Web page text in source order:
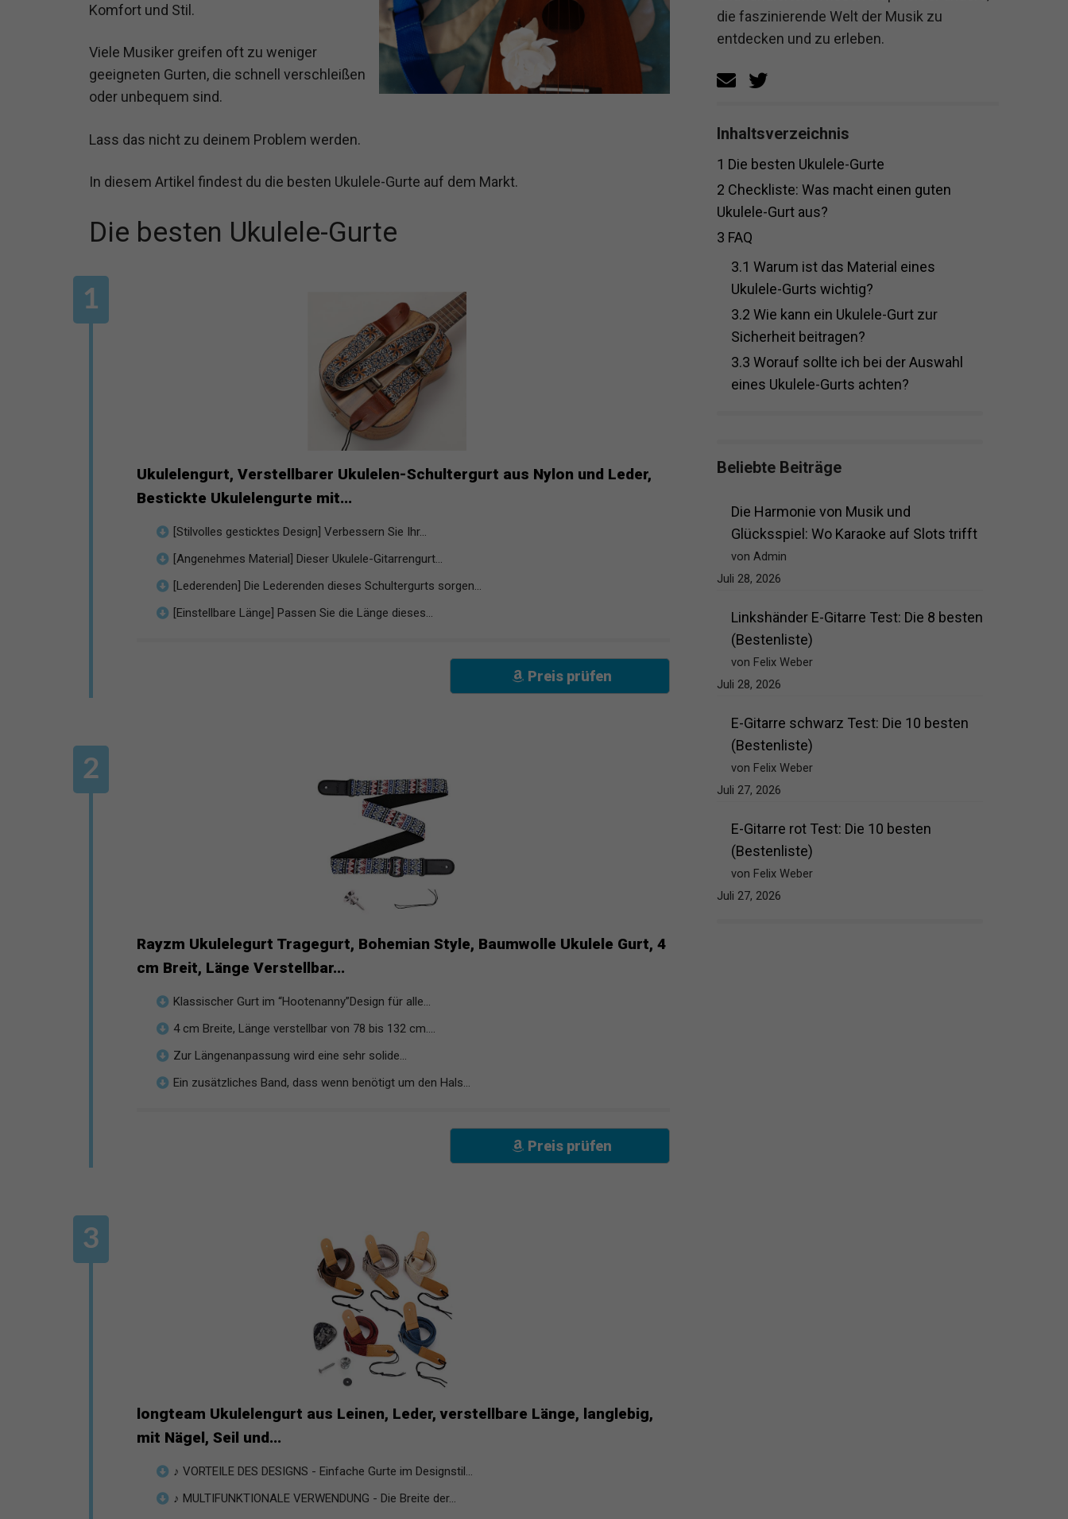
Komfort und Stil.
Viele Musiker greifen oft zu weniger
geeigneten Gurten, die schnell verschleißen
oder unbequem sind.
Lass das nicht zu deinem Problem werden.
In diesem Artikel findest du die besten Ukulele-Gurte auf dem Markt.
Die besten Ukulele-Gurte
Ukulelengurt, Verstellbarer Ukulelen-Schultergurt aus Nylon und Leder,
Bestickte Ukulelengurte mit...
[Stilvolles gesticktes Design] Verbessern Sie Ihr...
[Angenehmes Material] Dieser Ukulele-Gitarrengurt...
[Lederenden] Die Lederenden dieses Schultergurts sorgen...
[Einstellbare Länge] Passen Sie die Länge dieses...
Preis prüfen
Rayzm Ukulelegurt Tragegurt, Bohemian Style, Baumwolle Ukulele Gurt, 4
cm Breit, Länge Verstellbar...
Klassischer Gurt im “Hootenanny”Design für alle...
4 cm Breite, Länge verstellbar von 78 bis 132 cm....
Zur Längenanpassung wird eine sehr solide...
Ein zusätzliches Band, dass wenn benötigt um den Hals...
Preis prüfen
longteam Ukulelengurt aus Leinen, Leder, verstellbare Länge, langlebig,
mit Nägel, Seil und...
♪ VORTEILE DES DESIGNS - Einfache Gurte im Designstil...
♪ MULTIFUNKTIONALE VERWENDUNG - Die Breite der...
die faszinierende Welt der Musik zu
entdecken und zu erleben.
Inhaltsverzeichnis
1 Die besten Ukulele-Gurte
2 Checkliste: Was macht einen guten
Ukulele-Gurt aus?
3 FAQ
3.1 Warum ist das Material eines
Ukulele-Gurts wichtig?
3.2 Wie kann ein Ukulele-Gurt zur
Sicherheit beitragen?
3.3 Worauf sollte ich bei der Auswahl
eines Ukulele-Gurts achten?
Beliebte Beiträge
Die Harmonie von Musik und
Glücksspiel: Wo Karaoke auf Slots trifft
von Admin
Juli 28, 2026
Linkshänder E-Gitarre Test: Die 8 besten
(Bestenliste)
von Felix Weber
Juli 28, 2026
E-Gitarre schwarz Test: Die 10 besten
(Bestenliste)
von Felix Weber
Juli 27, 2026
E-Gitarre rot Test: Die 10 besten
(Bestenliste)
von Felix Weber
Juli 27, 2026